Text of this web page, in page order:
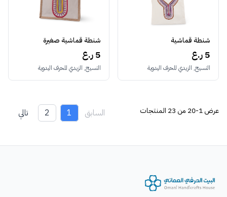
شنطة قماشية
5 ر.ع
النسيج, الزيدي للحرف اليدوية
شنطة قماشية صغيرة
5 ر.ع
النسيج, الزيدي للحرف اليدوية
عرض1-20 من 23 المنتجات السابق 1
2 تالي